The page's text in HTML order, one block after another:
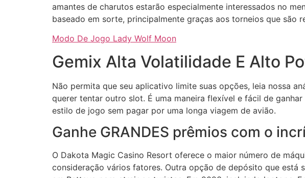
amantes de charutos estarão especialmente interessados no
baseado em sorte, principalmente graças aos torneios que são
Modo De Jogo Lady Wolf Moon
Gemix Alta Volatilidade E Alto
Não permita que seu aplicativo limite suas opções, leia nossa
querer tentar outro slot. É uma maneira flexível e fácil de
estilo de jogo sem pagar por uma longa viagem de avião.
Ganhe GRANDES prêmios com o
O Dakota Magic Casino Resort oferece o maior número de
consideração vários fatores. Outra opção de depósito que